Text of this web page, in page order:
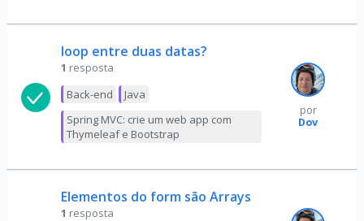
loop entre duas datas?
1 resposta
Back-end
Java
Spring MVC: crie um web app com
Thymeleaf e Bootstrap
por
Dov
Elementos do form são Arrays
1 resposta